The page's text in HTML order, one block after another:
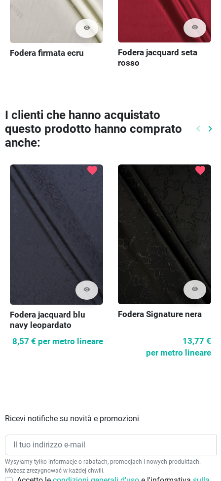
visibility
Fodera firmata ecru
visibility
Fodera jacquard seta
rosso
I clienti che hanno acquistato
questo prodotto hanno comprato
anche:
keyboard_arrow_left keyboard_arrow_right
visibility
favorite
Fodera jacquard blu
navy leopardato
8,57 € per metro lineare
visibility
favorite
Fodera Signature nera
13,77 €
per metro lineare
Ricevi notifiche su novità e promozioni
Wysyłamy tylko informacje o rabatach, promocjach i nowych produktach.
Możesz zrezygnować w każdej chwili.